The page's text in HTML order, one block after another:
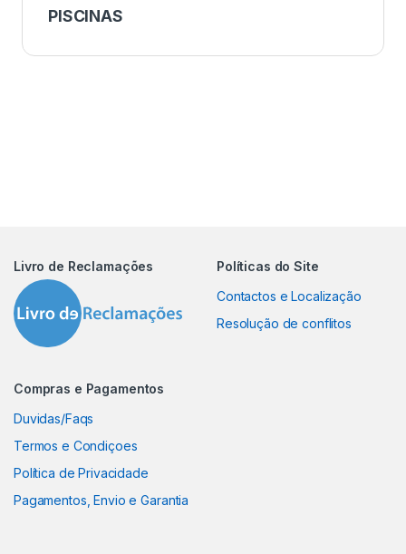
PISCINAS
Livro de Reclamações
Políticas do Site
Contactos e Localização
Resolução de conflitos
Compras e Pagamentos
Duvidas/Faqs
Termos e Condiçoes
Política de Privacidade
Pagamentos, Envio e Garantia